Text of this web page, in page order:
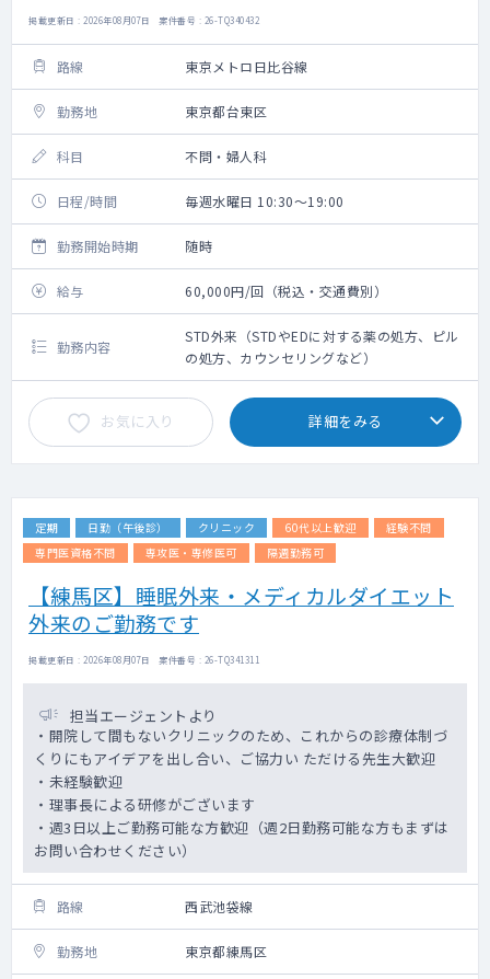
掲載更新日 : 2026年08月07日 案件番号 : 26-TQ340432
路線 東京メトロ日比谷線
勤務地 東京都台東区
科目 不問・婦人科
日程/時間 毎週水曜日 10:30～19:00
勤務開始時期 随時
給与 60,000円/回（税込・交通費別）
勤務内容
STD外来（STDやEDに対する薬の処方、ピル
の処方、カウンセリングなど）
お気に入り 詳細をみる
定期 日勤（午後診） クリニック 60代以上歓迎
経験不問
専門医資格不問
専攻医・専修医可 隔週勤務可
【練馬区】睡眠外来・メディカルダイエット
外来のご勤務です
掲載更新日 : 2026年08月07日 案件番号 : 26-TQ341311
担当エージェントより
・開院して間もないクリニックのため、これからの診療体制づ
くりにもアイデアを出し合い、ご協力い ただける先生大歓迎
・未経験歓迎
・理事長による研修がございます
・週3日以上ご勤務可能な方歓迎（週2日勤務可能な方もまずは
お問い合わせください）
路線 西武池袋線
勤務地 東京都練馬区